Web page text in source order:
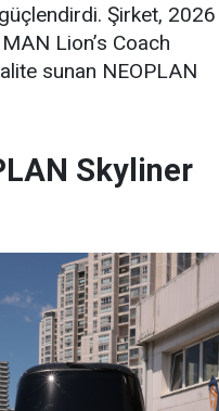
Şirket, 2026
Lion’s Coach
sunan NEOPLAN
Skyliner